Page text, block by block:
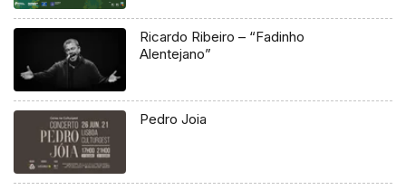
Ricardo Ribeiro – “Fadinho
Alentejano”
Pedro Joia